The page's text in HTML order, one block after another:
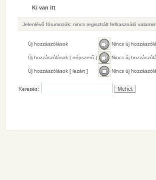
Ki van itt
Jelenlévő fórumozók: nincs regisztrált felhasználó
Új hozzászólások Nincs új
Új hozzászólások [ népszerű ] Nincs új
Új hozzászólások [ lezárt ] Nincs új
Keresés: